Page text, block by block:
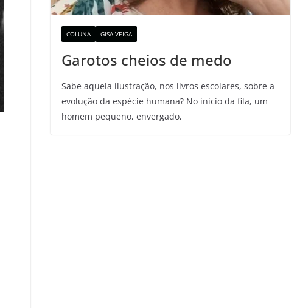
COLUNA GISA VEIGA
Garotos cheios de medo
Sabe aquela ilustração, nos livros escolares, sobre a
evolução da espécie humana? No início da fila, um
homem pequeno, envergado,